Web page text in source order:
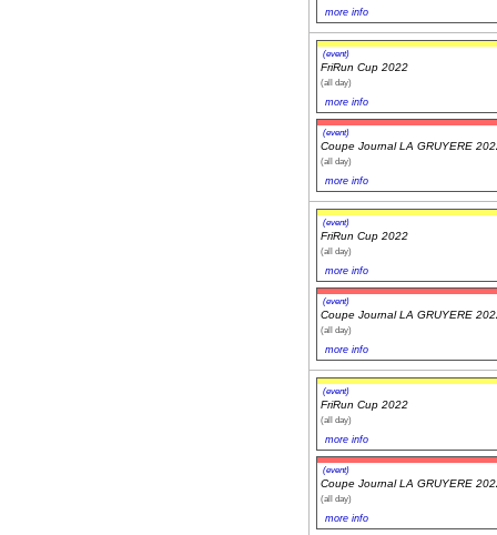
more info
(event)
FriRun Cup 2022
(all day)
more info
(event)
Coupe Journal LA GRUYERE
(all day)
more info
(event)
FriRun Cup 2022
(all day)
more info
(event)
Coupe Journal LA GRUYERE
(all day)
more info
(event)
FriRun Cup 2022
(all day)
more info
(event)
Coupe Journal LA GRUYERE
(all day)
more info